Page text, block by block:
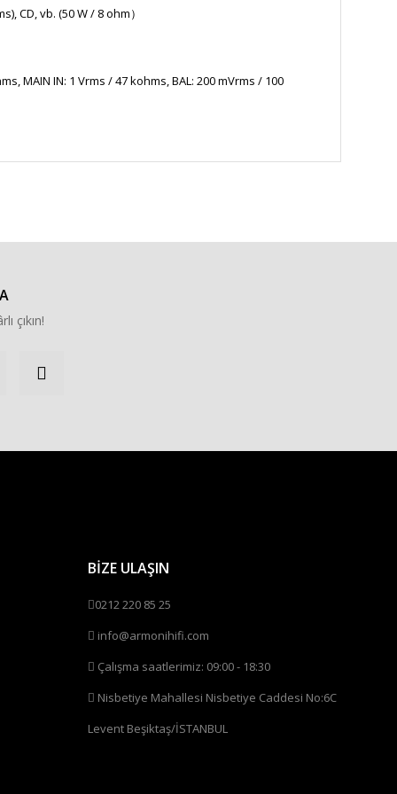
CD, vb. (50 W / 8 ohm）
MAIN IN: 1 Vrms / 47 kohms, BAL: 200 mVrms / 100
çıkın!
BİZE ULAŞIN
0212 220 85 25
info@armonihifi.com
Çalışma saatlerimiz: 09:00 - 18:30
Nisbetiye Mahallesi Nisbetiye Caddesi No:6C
Levent Beşiktaş/İSTANBUL